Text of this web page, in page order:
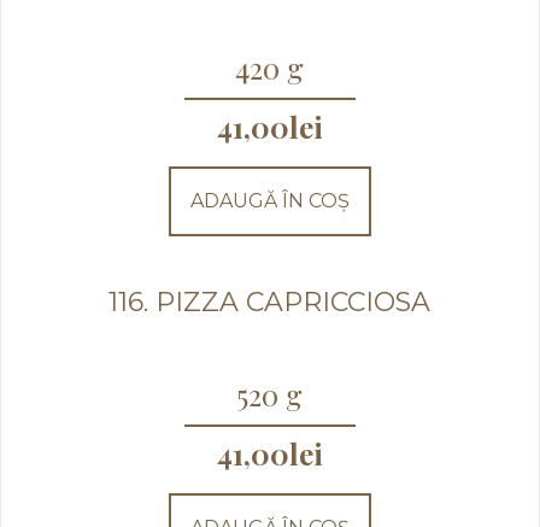
420 g
41,00lei
ADAUGĂ ÎN COȘ
116. PIZZA CAPRICCIOSA
520 g
41,00lei